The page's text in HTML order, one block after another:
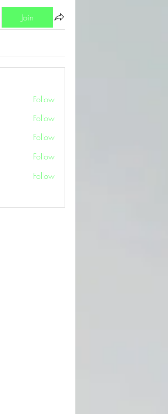
Join
Follow
Follow
Follow
Follow
Follow